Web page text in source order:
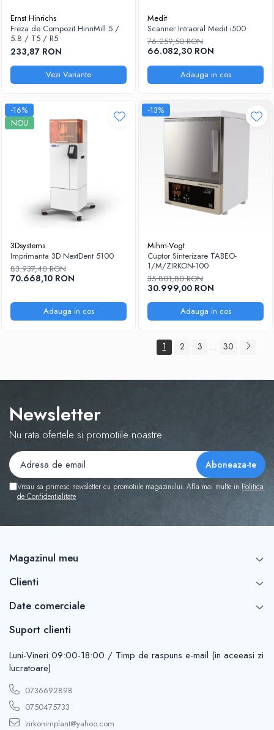
Ernst Hinrichs
Freza de Compozit HinriMill 5 /
5.8 / T5 / R5
233,87 RON
Vezi Variante
Medit
Scanner Intraoral Medit i500
76.259,50 RON
66.082,30 RON
Adauga in cos
-16%
NOU
3Dsystems
Imprimanta 3D NextDent 5100
83.937,40 RON
70.668,10 RON
Adauga in cos
-13%
Mihm-Vogt
Cuptor Sinterizare TABEO-
1/M/ZIRKON-100
35.801,80 RON
30.999,00 RON
Adauga in cos
1 2 3 ... 30
Newsletter
Nu rata ofertele si promotiile noastre
Vreau sa primesc newsletter cu promotiile magazinului. Afla mai multe in Politica
de Confidentialitate
Magazinul meu
Clienti
Date comerciale
Suport clienti
Luni-Vineri 09:00-18:00 / Timp de raspuns e-mail (in aceeasi zi
lucratoare)
0736692898
0750475733
zirkonimplant@yahoo.com